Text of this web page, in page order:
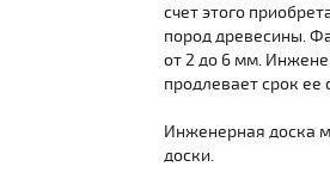
счет этого
пород древесины.
от 2 до 6 мм.
продлевает срок ее
Инженерная доска
доски.